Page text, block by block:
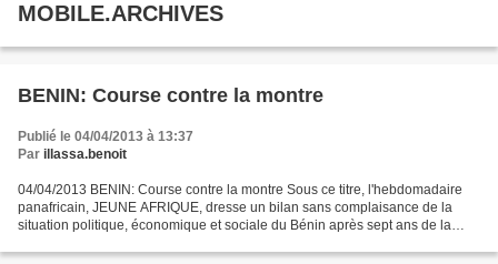
MOBILE.ARCHIVES
BENIN: Course contre la montre
Publié le 04/04/2013 à 13:37
Par illassa.benoit
04/04/2013 BENIN: Course contre la montre Sous ce titre, l'hebdomadaire
panafricain, JEUNE AFRIQUE, dresse un bilan sans complaisance de la
situation politique, économique et sociale du Bénin après sept ans de la